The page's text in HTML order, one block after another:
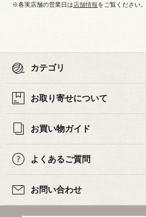
※各実店舗の営業日は店舗情報をご覧ください。
カテゴリ
お取り寄せについて
お買い物ガイド
よくあるご質問
お問い合わせ